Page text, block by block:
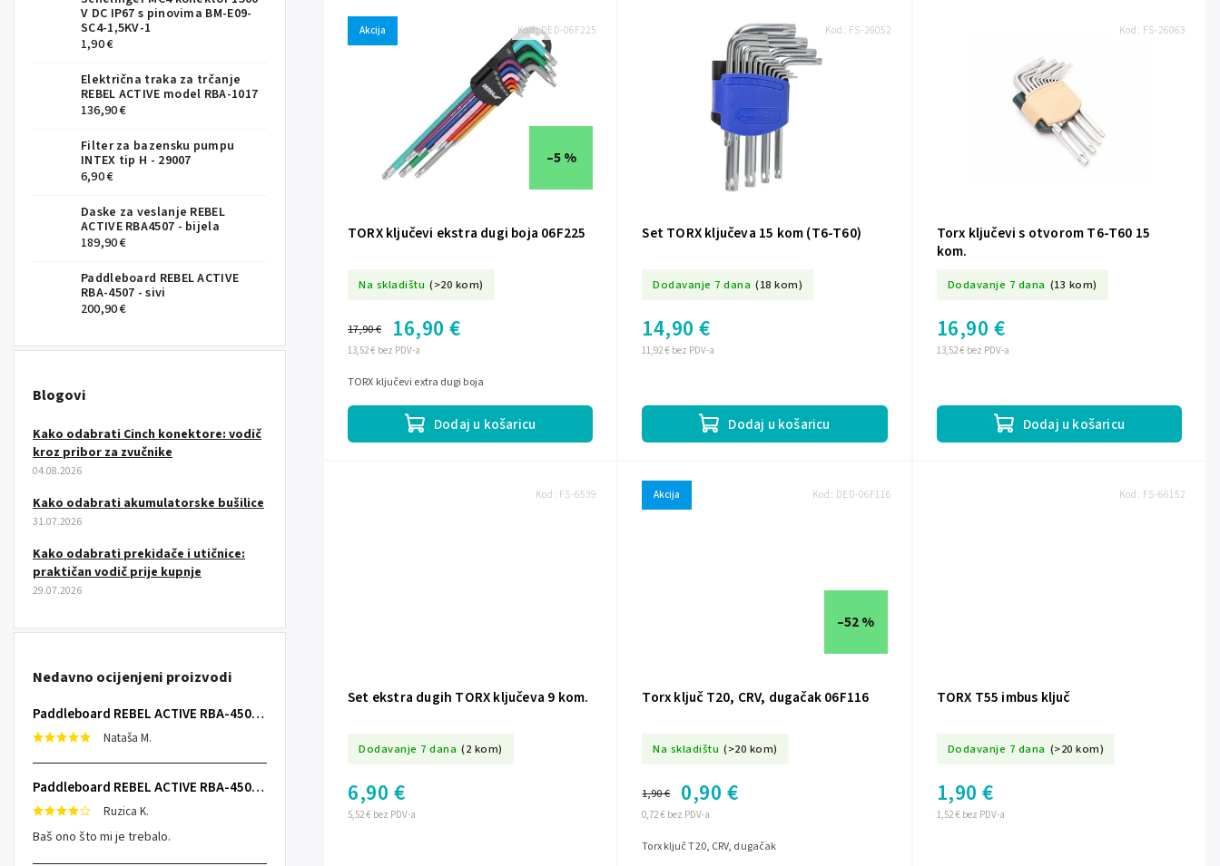
V DC IP67 s pinovima BM-E09-
SC4-1,5KV-1
1,90 €
Električna traka za trčanje
REBEL ACTIVE model RBA-1017
136,90 €
Filter za bazensku pumpu
INTEX tip H - 29007
6,90 €
Daske za veslanje REBEL
ACTIVE RBA4507 - bijela
189,90 €
Paddleboard REBEL ACTIVE
RBA-4507 - sivi
200,90 €
Blogovi
Kako odabrati Cinch konektore: vodič
kroz pribor za zvučnike
04.08.2026
Kako odabrati akumulatorske bušilice
31.07.2026
Kako odabrati prekidače i utičnice:
praktičan vodič prije kupnje
29.07.2026
Nedavno ocijenjeni proizvodi
Paddleboard REBEL ACTIVE RBA-4507 - sivi
Nataša M.
Paddleboard REBEL ACTIVE RBA-4507 - sivi
Ruzica K.
Baš ono što mi je trebalo.
Akcija
–5 %
TORX ključevi ekstra dugi boja 06F225
Na skladištu (>20 kom)
13,52 € bez PDV-a
17,90 € 16,90 €
Dodaj u košaricu
TORX ključevi extra dugi boja
Kod:DED-06F225
Set TORX ključeva 15 kom (T6-T60)
Dodavanje 7 dana (18 kom)
11,92 € bez PDV-a
14,90 €
Dodaj u košaricu
Kod: FS-26052
Torx ključevi s otvorom T6-T60 15
kom.
Dodavanje 7 dana (13 kom)
13,52 € bez PDV-a
16,90 €
Dodaj u košaricu
Kod: FS-26063
Set ekstra dugih TORX ključeva 9 kom.
Dodavanje 7 dana (2 kom)
5,52 € bez PDV-a
6,90 €
Kod: FS-6539 Akcija
–52 %
Torx ključ T20, CRV, dugačak 06F116
Na skladištu (>20 kom)
0,72 € bez PDV-a
1,90 € 0,90 €
Torx ključ T20, CRV, dugačak
Kod: DED-06F116
TORX T55 imbus ključ
Dodavanje 7 dana (>20 kom)
1,52 € bez PDV-a
1,90 €
Kod: FS-66152